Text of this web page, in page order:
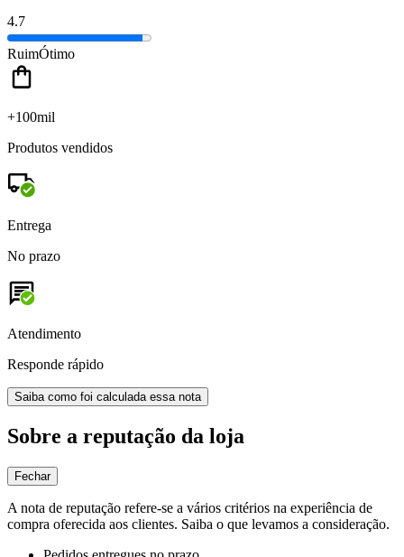
4.7
RuimÓtimo
+100mil
Produtos vendidos
Entrega
No prazo
Atendimento
Responde rápido
Saiba como foi calculada essa nota
Sobre a reputação da loja
Fechar
A nota de reputação refere-se a vários critérios na experiência de
compra oferecida aos clientes. Saiba o que levamos a consideração.